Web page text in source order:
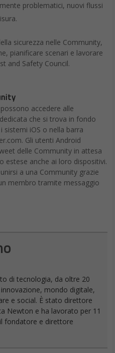
problematici, nuovi flussi
sicurezza nelle Community,
pianificare scenari e lavorare
and Safety Council.
accedere alle
che si trova in fondo
sistemi iOS o nella barra
Gli utenti Android
delle Community in attesa
estese anche ai loro dispositivi.
a una Community grazie
membro tramite messaggio
di tecnologia, da oltre 20
mondo digitale,
e social. È stato direttore
Newton e ha lavorato per 11
fondatore e direttore